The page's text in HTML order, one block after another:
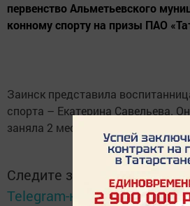
первенство Альметьевского
конному спорту на призы ПАО
Заинск представила
спорта – Екатерина Савельева.
заняла 2 место в маршруте № 5
Следите за самым
Telegram-каналеТатмедиа